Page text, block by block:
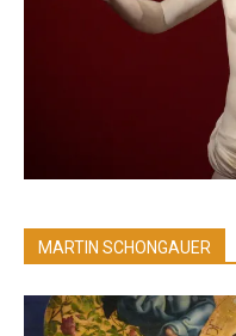
MARTIN SCHONGAUER